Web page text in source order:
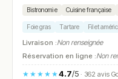
Bistronomie Cuisine française
Foie gras Tartare Filet
Livraison :Non renseignée
Réservation en ligne :Non
★★★★★4.7/5· 362 avis